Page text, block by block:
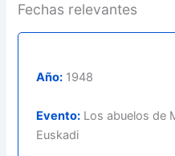
Fechas relevantes
Año: 1948
Evento: Los abuelos de
Euskadi